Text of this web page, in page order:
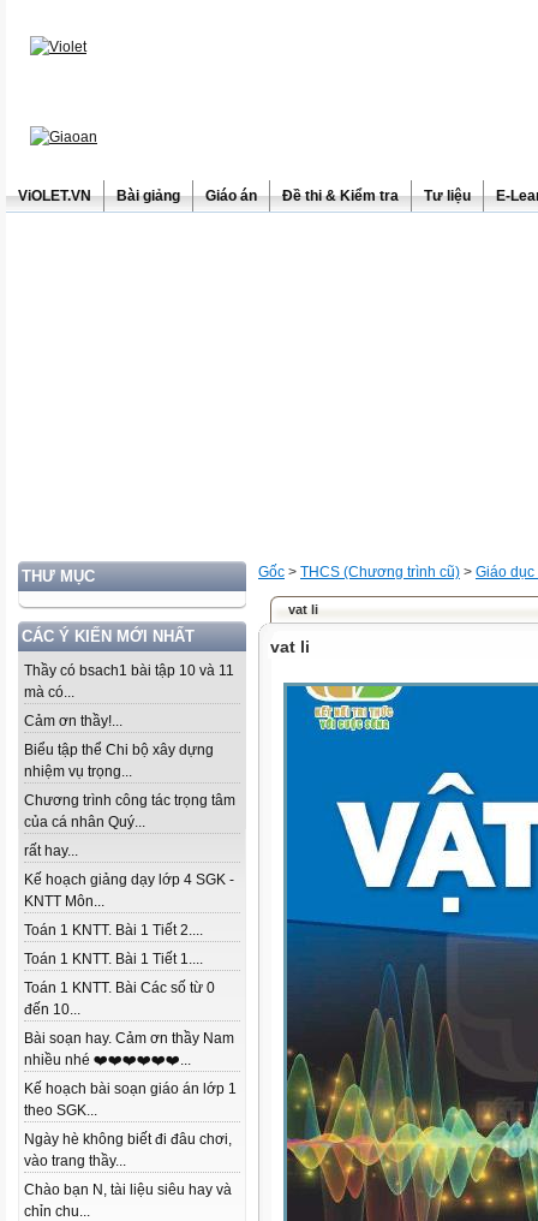
ViOLET.VN Bài giảng Giáo án Đề thi & Kiểm tra Tư liệu E-
THƯ MỤC
CÁC Ý KIẾN MỚI NHẤT
Thầy có bsach1 bài tập 10 và 11
mà có...
Cảm ơn thầy!...
Biểu tập thể Chi bộ xây dựng
nhiệm vụ trọng...
Chương trình công tác trọng tâm
của cá nhân Quý...
rất hay...
Kế hoạch giảng dạy lớp 4 SGK -
KNTT Môn...
Toán 1 KNTT. Bài 1 Tiết 2....
Toán 1 KNTT. Bài 1 Tiết 1....
Toán 1 KNTT. Bài Các số từ 0
đến 10...
Bài soạn hay. Cảm ơn thầy Nam
nhiều nhé ❤️❤️❤️❤️❤️❤️...
Kế hoạch bài soạn giáo án lớp 1
theo SGK...
Ngày hè không biết đi đâu chơi,
vào trang thầy...
Chào bạn N, tài liệu siêu hay và
chỉn chu...
Gốc > THCS (Chương trình cũ) > Giáo
vat li
vat li